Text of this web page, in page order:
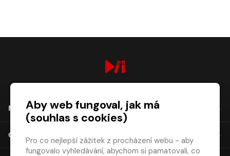
NÁKUP
O SPOLEČNOSTI
Aby web fungoval, jak má
(souhlas s cookies)
Pro co nejlepší zážitek z procházení webu - aby
fungovalo vyhledávání, abychom si pamatovali, co